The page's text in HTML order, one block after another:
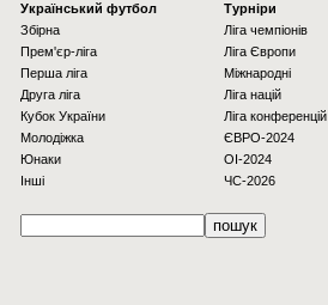
Українcький футбол
Збірна
Прем'єр-ліга
Перша ліга
Друга ліга
Кубок України
Молодіжка
Юнаки
Інші
Турніри
Ліга чемпіонів
Ліга Європи
Міжнародні
Ліга націй
Ліга конференцій
ЄВРО-2024
OI-2024
ЧС-2026